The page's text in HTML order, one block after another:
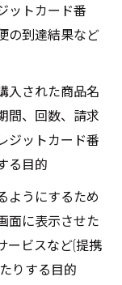
ットカード番
の到達結果など
入された商品名
間、回数、請求
ジットカード番
る目的
ようにするため
面に表示させた
ービスなど(提携
りする目的